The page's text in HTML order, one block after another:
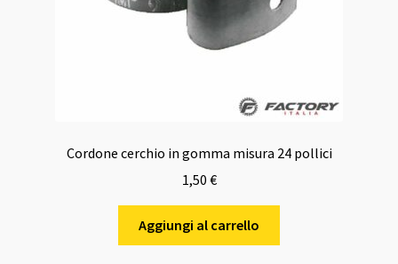
Cordone cerchio in gomma misura 24 pollici
1,50 €
Aggiungi al carrello